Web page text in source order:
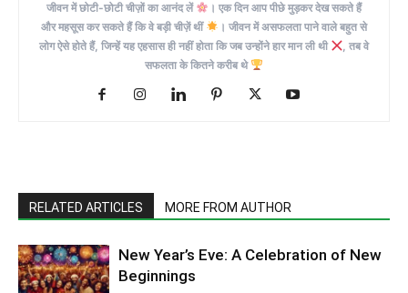
जीवन में छोटी-छोटी चीज़ों का आनंद लें
। एक दिन आप पीछे मुड़कर देख सकते हैं
और महसूस कर सकते हैं कि वे बड़ी चीज़ें थीं
। जीवन में असफलता पाने वाले बहुत से
लोग ऐसे होते हैं, जिन्हें यह एहसास ही नहीं होता कि जब उन्होंने हार मान ली थी
, तब वे
सफलता के कितने करीब थे
RELATED ARTICLES MORE FROM AUTHOR
New Year’s Eve: A Celebration of New
Beginnings